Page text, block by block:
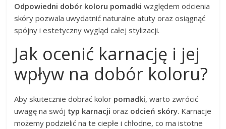
Odpowiedni dobór koloru pomadki względem odcienia
skóry pozwala uwydatnić naturalne atuty oraz osiągnąć
spójny i estetyczny wygląd całej stylizacji.
Jak ocenić karnację i jej
wpływ na dobór koloru?
Aby skutecznie dobrać kolor pomadki, warto zwrócić
uwagę na swój typ karnacji oraz odcień skóry. Karnacje
możemy podzielić na te ciepłe i chłodne, co ma istotne